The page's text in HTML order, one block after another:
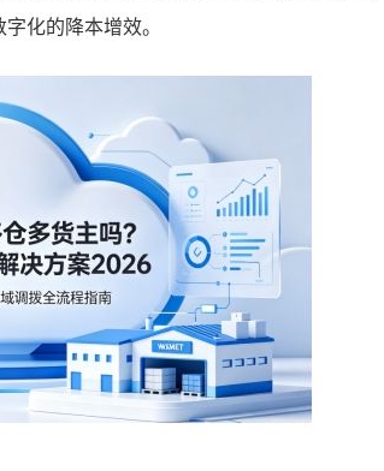
化的降本增效。